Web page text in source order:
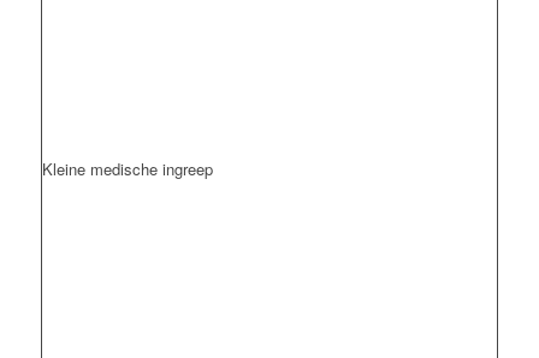
Kleine medische ingreep